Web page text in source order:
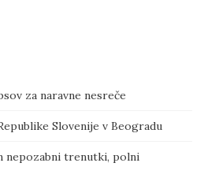
za naravne nesreče
Slovenije v Beogradu
nepozabni trenutki, polni